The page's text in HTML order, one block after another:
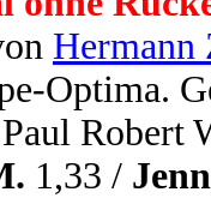
Hermann
Optima.
Robert
1,33 /